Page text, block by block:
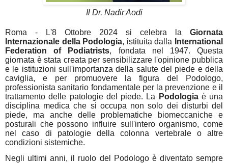
Il Dr. Nadir Aodi
Roma - L'8 Ottobre 2024 si celebra la Giornata
Internazionale della Podologia, istituita dalla
International
Federation of Podiatrists, fondata nel 1947. Questa
giornata è stata creata per sensibilizzare l'opinione pubblica
e le istituzioni sull'importanza della salute del piede e della
caviglia, e per promuovere la figura del Podologo,
professionista sanitario fondamentale per la prevenzione e il
trattamento delle patologie del piede. La
Podologiaè una
disciplina medica che si occupa non solo dei disturbi del
piede, ma anche delle problematiche biomeccaniche e
posturali che possono influire sull'intero organismo, come
nel caso di patologie della colonna vertebrale o altre
condizioni sistemiche.
Negli ultimi anni, il ruolo del Podologo è diventato sempre